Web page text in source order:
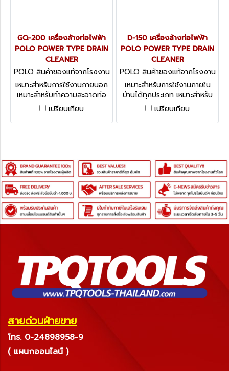
GQ-200 เครื่องล้างท่อไฟฟ้า
POLO POWER TYPE DRAIN
CLEANER
POLO สินค้าของแท้จากโรงงาน
ผู้ผลิต GQ-200
เหมาะสำหรับการใช้งานภายนอก
เหมาะสำหรับทำความสะอาดท่อ
ขนาด ⌀50-200mm (2"-8")
เหมาะสำหรับการใช้งานหนักและ
สามารถใช้งานได้หลากหลาย
เปรียบเทียบ
D-150 เครื่องล้างท่อไฟฟ้า
POLO POWER TYPE DRAIN
CLEANER
POLO สินค้าของแท้จากโรงงาน
ผู้ผลิต D-150
เหมาะสำหรับการใช้งานภายใน
บ้านได้ทุกประเภท เหมาะสำหรับ
ทำความสะอาดท่อ ขนาด ⌀20-
150mm (3/4"-6") สามารถใช้
งานได้หลากหลาย ทั้งงานหนัก
เปรียบเทียบ
สายด่วนฝ่ายขาย
โทร. 0-24898958-9
( แผนกออนไลน์ )